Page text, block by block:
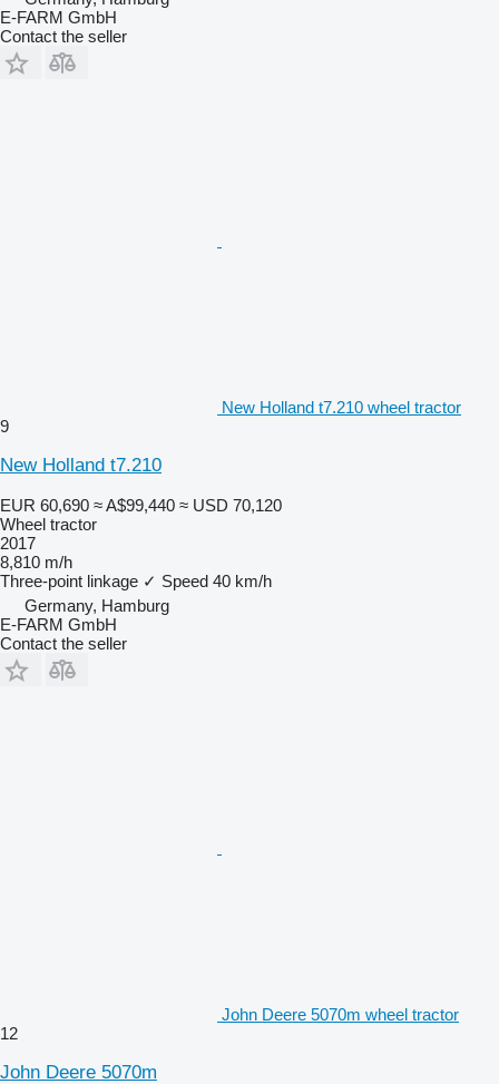
E-FARM GmbH
Contact the seller
New Holland t7.210 wheel tractor
9
New Holland t7.210
EUR 60,690 ≈ A$99,440 ≈ USD 70,120
Wheel tractor
2017
8,810 m/h
Three-point linkage ✓ Speed 40 km/h
Germany, Hamburg
E-FARM GmbH
Contact the seller
John Deere 5070m wheel tractor
12
John Deere 5070m